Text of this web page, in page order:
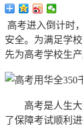
高考进入倒计时
安全。为满足学
先为高考学校生
高考是人生大
了保障考试顺利